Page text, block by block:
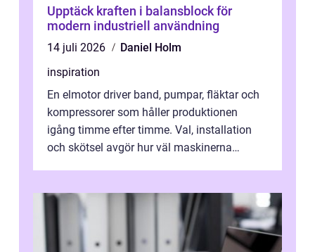
Upptäck kraften i balansblock för
modern industriell användning
14 juli 2026
Daniel Holm
inspiration
En elmotor driver band, pumpar, fläktar och
kompressorer som håller produktionen
igång timme efter timme. Val, installation
och skötsel avgör hur väl maskinerna